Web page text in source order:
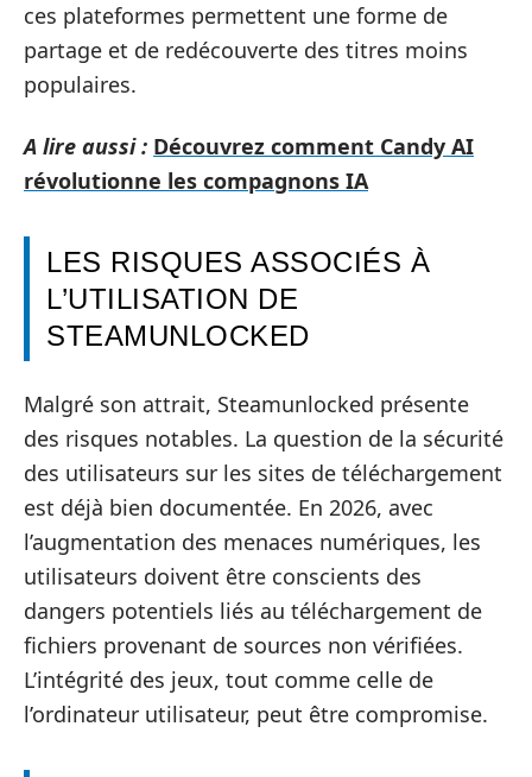
ces plateformes permettent une forme de
partage et de redécouverte des titres moins
populaires.
A lire aussi : Découvrez comment Candy AI
révolutionne les compagnons IA
LES RISQUES ASSOCIÉS À
L’UTILISATION DE
STEAMUNLOCKED
Malgré son attrait, Steamunlocked présente
des risques notables. La question de la sécurité
des utilisateurs sur les sites de téléchargement
est déjà bien documentée. En 2026, avec
l’augmentation des menaces numériques, les
utilisateurs doivent être conscients des
dangers potentiels liés au téléchargement de
fichiers provenant de sources non vérifiées.
L’intégrité des jeux, tout comme celle de
l’ordinateur utilisateur, peut être compromise.